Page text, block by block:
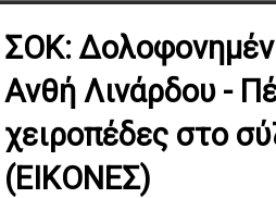
ΣΟΚ:
Ανθή Λινάρδου -
χειροπέδες στο
(ΕΙΚΟΝΕΣ)